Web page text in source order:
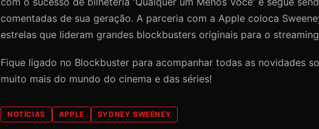
comentadas de sua geração. A parceria com a Apple coloca
estrelas que lideram grandes blockbusters originais para o
Fique ligado no Blockbuster para acompanhar todas as novidades
muito mais do mundo do cinema e das séries!
NOTÍCIAS APPLE SYDNEY SWEENEY